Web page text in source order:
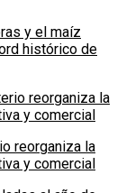
y el maíz
histórico de
reorganiza la
y comercial